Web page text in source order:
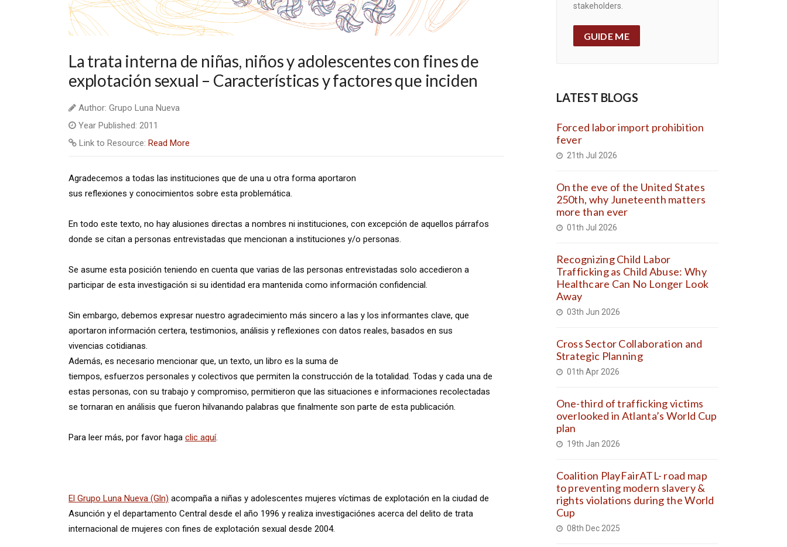
La trata interna de niñas, niños y adolescentes con fines de
explotación sexual – Características y factores que inciden
Author: Grupo Luna Nueva
Year Published: 2011
Link to Resource: Read More
Agradecemos a todas las instituciones que de una u otra forma aportaron
sus reflexiones y conocimientos sobre esta problemática.
En todo este texto, no hay alusiones directas a nombres ni instituciones, con excepción de aquellos párrafos
donde se citan a personas entrevistadas que mencionan a instituciones y/o personas.
Se asume esta posición teniendo en cuenta que varias de las personas entrevistadas solo accedieron a
participar de esta investigación si su identidad era mantenida como información confidencial.
Sin embargo, debemos expresar nuestro agradecimiento más sincero a las y los informantes clave, que
aportaron información certera, testimonios, análisis y reflexiones con datos reales, basados en sus
vivencias cotidianas.
Además, es necesario mencionar que, un texto, un libro es la suma de
tiempos, esfuerzos personales y colectivos que permiten la construcción de la totalidad. Todas y cada una de
estas personas, con su trabajo y compromiso, permitieron que las situaciones e informaciones recolectadas
se tornaran en análisis que fueron hilvanando palabras que finalmente son parte de esta publicación.
Para leer más, por favor haga clic aquí.
El Grupo Luna Nueva (Gln) acompaña a niñas y adolescentes mujeres víctimas de explotación en la ciudad de
Asunción y el departamento Central desde el año 1996 y realiza investigaciónes acerca del delito de trata
internacional de mujeres con fines de explotación sexual desde 2004.
stakeholders.
GUIDE ME
LATEST BLOGS
Forced labor import prohibition
fever
21th Jul 2026
On the eve of the United States
250th, why Juneteenth matters
more than ever
01th Jul 2026
Recognizing Child Labor
Trafficking as Child Abuse: Why
Healthcare Can No Longer Look
Away
03th Jun 2026
Cross Sector Collaboration and
Strategic Planning
01th Apr 2026
One-third of trafficking victims
overlooked in Atlanta’s World Cup
plan
19th Jan 2026
Coalition PlayFairATL- road map
to preventing modern slavery &
rights violations during the World
Cup
08th Dec 2025